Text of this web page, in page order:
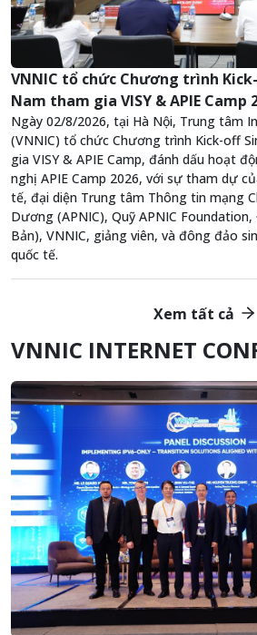
VNNIC tổ chức Chương trình
Nam tham gia VISY & APIE Camp
Ngày 02/8/2026, tại Hà Nội, Trung tâm
(VNNIC) tổ chức Chương trình Kick-off
gia VISY & APIE Camp, đánh dấu hoạt
nghị APIE Camp 2026, với sự tham dự
tế, đại diện Trung tâm Thông tin mạng
Dương (APNIC), Quỹ APNIC
Bản), VNNIC, giảng viên, và đông đảo
quốc tế.
Xem tất cả
VNNIC INTERNET